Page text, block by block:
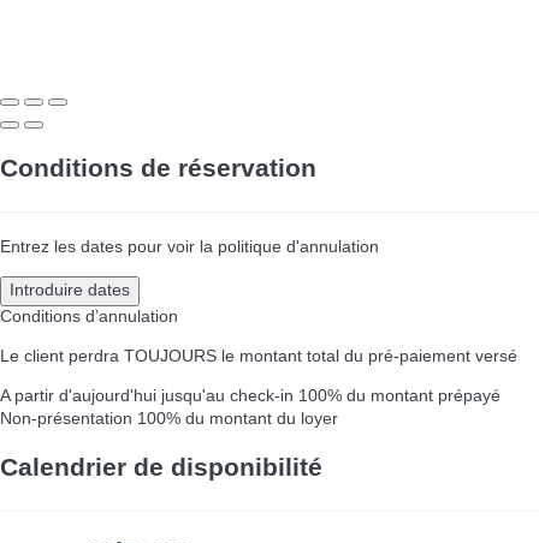
Conditions de réservation
Entrez les dates pour voir la politique d'annulation
Introduire dates
Conditions d’annulation
Le client perdra TOUJOURS le montant total du pré-paiement versé
A partir d'aujourd'hui jusqu'au check-in 100% du montant prépayé
Non-présentation 100% du montant du loyer
Calendrier de disponibilité